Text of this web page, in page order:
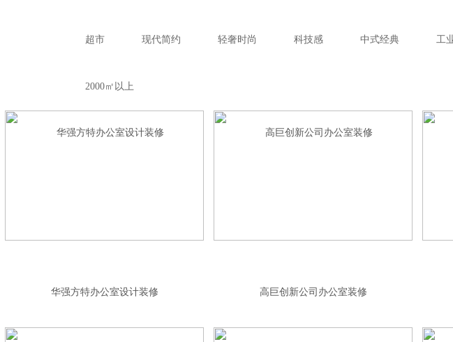
超市 现代简约 轻奢时尚 科技感 中式经典 工
2000㎡以上
华强方特办公室设计装修 高巨创新公司办公室装修